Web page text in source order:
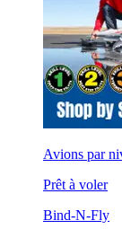
Avions par
Prêt à voler
Bind-N-Fly